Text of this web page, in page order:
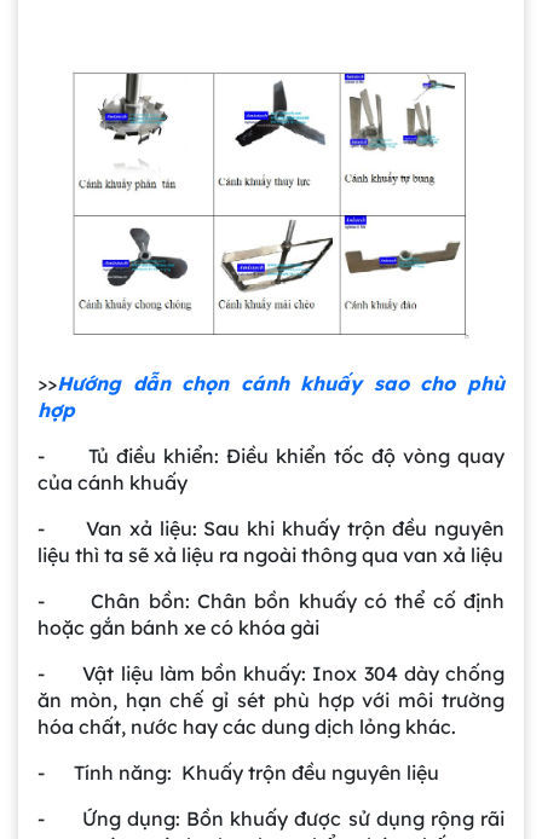
>>Hướng dẫn chọn cánh khuấy sao cho phù
hợp
- Tủ điều khiển: Điều khiển tốc độ vòng quay
của cánh khuấy
- Van xả liệu: Sau khi khuấy trộn đều nguyên
liệu thì ta sẽ xả liệu ra ngoài thông qua van xả liệu
- Chân bồn: Chân bồn khuấy có thể cố định
hoặc gắn bánh xe có khóa gài
- Vật liệu làm bồn khuấy: Inox 304 dày chống
ăn mòn, hạn chế gỉ sét phù hợp với môi trường
hóa chất, nước hay các dung dịch lỏng khác.
- Tính năng: Khuấy trộn đều nguyên liệu
- Ứng dụng: Bồn khuấy được sử dụng rộng rãi